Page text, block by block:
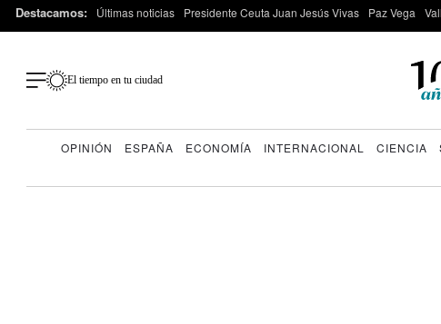
Destacamos: Últimas noticias Presidente Ceuta Juan Jesús Vivas Paz Vega
El tiempo en tu ciudad
OPINIÓN ESPAÑA ECONOMÍA INTERNACIONAL CIENCIA